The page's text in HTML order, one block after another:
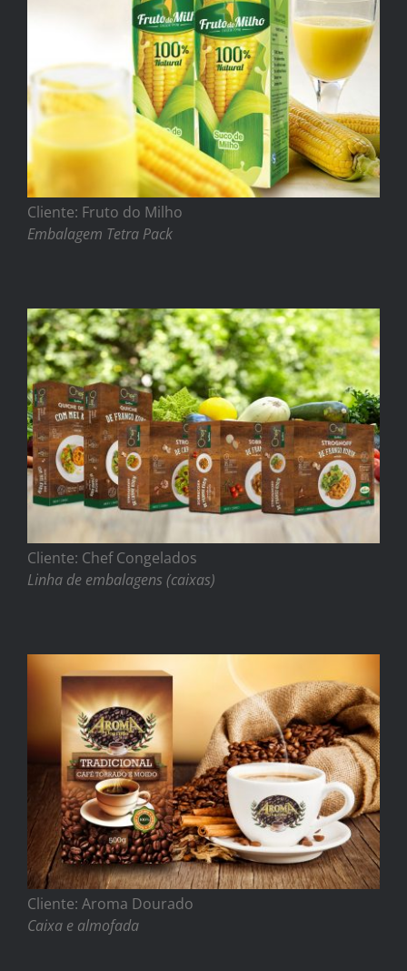
Cliente: Fruto do Milho
Embalagem Tetra Pack
Cliente: Chef Congelados
Linha de embalagens (caixas)
Cliente: Aroma Dourado
Caixa e almofada